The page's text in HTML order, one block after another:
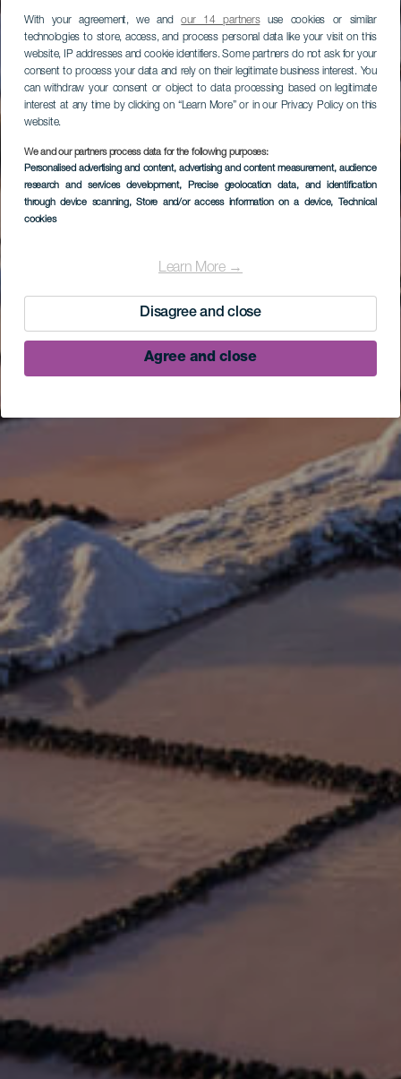
With your agreement, we andour 14 partnersuse cookies or similar
technologies to store, access, and process personal data like your visit on this
website, IP addresses and cookie identifiers. Some partners do not ask for your
consent to process your data and rely on their legitimate business interest. You
can withdraw your consent or object to data processing based on legitimate
interest at any time by clicking on “Learn More” or in our Privacy Policy on this
website.
We and our partners process data for the following purposes:
Personalised advertising and content, advertising and content measurement, audience
research and services development, Precise geolocation data, and identification
through device scanning, Store and/or access information on a device, Technical
cookies
Learn More →
Disagree and close
Agree and close